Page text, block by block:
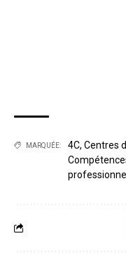
MARQUÉE: 4C, Centres